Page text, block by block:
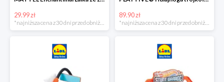
29.99 zł
*najniższa cena z 30 dni przed obniżką
89.90 zł
*najniższa cena z 30 dni przed obniżką